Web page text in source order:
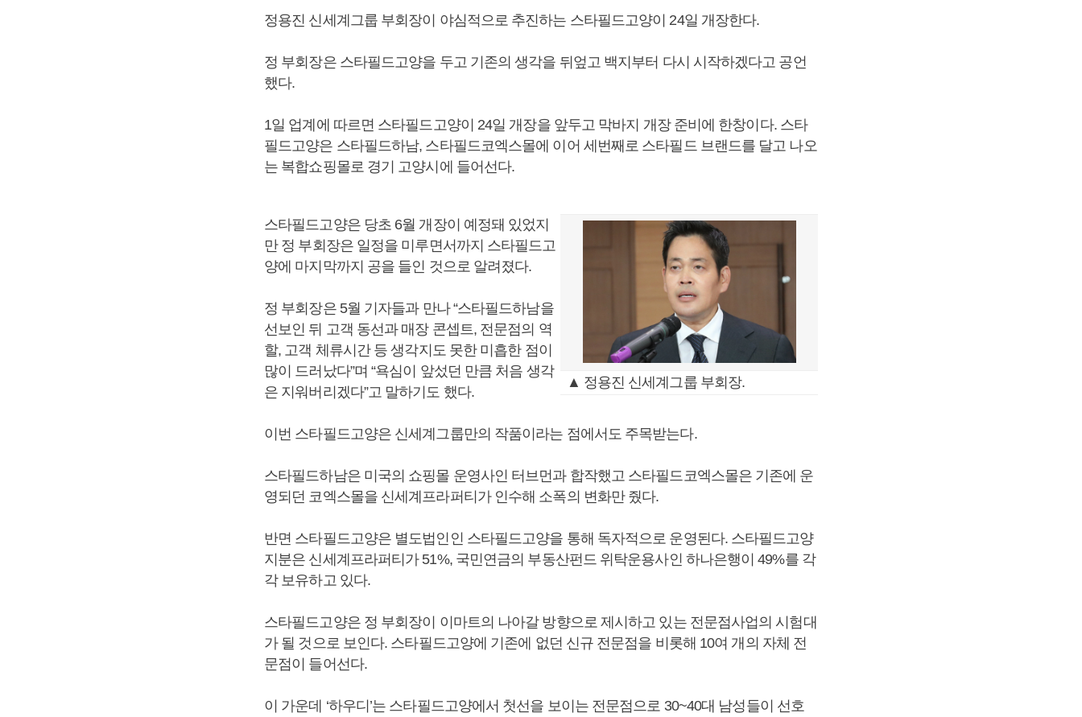
정용진 신세계그룹 부회장이 야심적으로 추진하는 스타필드고양이 24일 개장한다.
정 부회장은 스타필드고양을 두고 기존의 생각을 뒤엎고 백지부터 다시 시작하겠다고 공언
했다.
1일 업계에 따르면 스타필드고양이 24일 개장을 앞두고 막바지 개장 준비에 한창이다. 스타
필드고양은 스타필드하남, 스타필드코엑스몰에 이어 세번째로 스타필드 브랜드를 달고 나오
는 복합쇼핑몰로 경기 고양시에 들어선다.
▲ 정용진 신세계그룹 부회장.
스타필드고양은 당초 6월 개장이 예정돼 있었지
만 정 부회장은 일정을 미루면서까지 스타필드고
양에 마지막까지 공을 들인 것으로 알려졌다.
정 부회장은 5월 기자들과 만나 “스타필드하남을
선보인 뒤 고객 동선과 매장 콘셉트, 전문점의 역
할, 고객 체류시간 등 생각지도 못한 미흡한 점이
많이 드러났다”며 “욕심이 앞섰던 만큼 처음 생각
은 지워버리겠다”고 말하기도 했다.
이번 스타필드고양은 신세계그룹만의 작품이라는 점에서도 주목받는다.
스타필드하남은 미국의 쇼핑몰 운영사인 터브먼과 합작했고 스타필드코엑스몰은 기존에 운
영되던 코엑스몰을 신세계프라퍼티가 인수해 소폭의 변화만 줬다.
반면 스타필드고양은 별도법인인 스타필드고양을 통해 독자적으로 운영된다. 스타필드고양
지분은 신세계프라퍼티가 51%, 국민연금의 부동산펀드 위탁운용사인 하나은행이 49%를 각
각 보유하고 있다.
스타필드고양은 정 부회장이 이마트의 나아갈 방향으로 제시하고 있는 전문점사업의 시험대
가 될 것으로 보인다. 스타필드고양에 기존에 없던 신규 전문점을 비롯해 10여 개의 자체 전
문점이 들어선다.
이 가운데 ‘하우디’는 스타필드고양에서 첫선을 보이는 전문점으로 30~40대 남성들이 선호